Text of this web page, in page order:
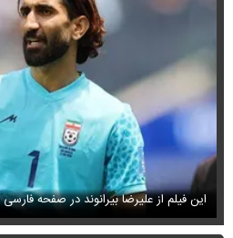
این فیلم از علیرضا بیرانوند در صفحه فارسی AFC منتشر شد